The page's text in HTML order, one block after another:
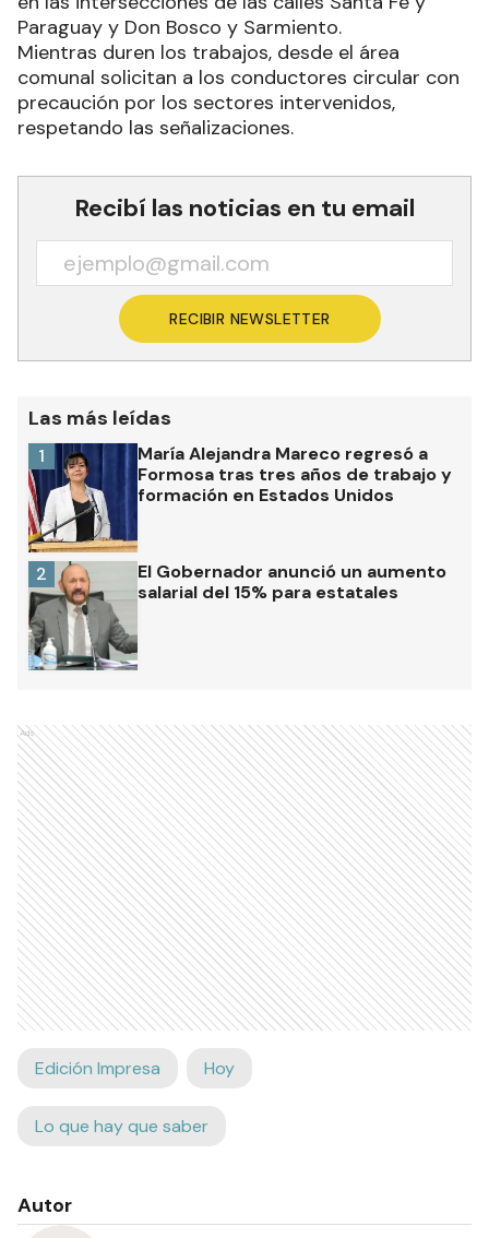
Paraguay y Don Bosco y Sarmiento.
Mientras duren los trabajos, desde el área
comunal solicitan a los conductores circular con
precaución por los sectores intervenidos,
respetando las señalizaciones.
Recibí las noticias en tu email
RECIBIR NEWSLETTER
Las más leídas
María Alejandra Mareco regresó a
Formosa tras tres años de trabajo y
formación en Estados Unidos
1
El Gobernador anunció un aumento
salarial del 15% para estatales
2
Ads
Edición Impresa Hoy
Lo que hay que saber
Autor